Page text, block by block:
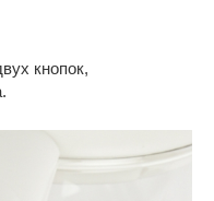
кнопок,